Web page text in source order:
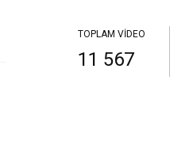
TOPLAM VIDEO
11 567